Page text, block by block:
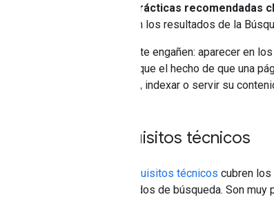
Prácticas recomendadas
en los resultados de la
Que no te engañen: aparecer en
cuenta que el hecho de que una
rastrear, indexar o servir su
Requisitos técnicos
requisitos técnicos cubren los
resultados de búsqueda. Son